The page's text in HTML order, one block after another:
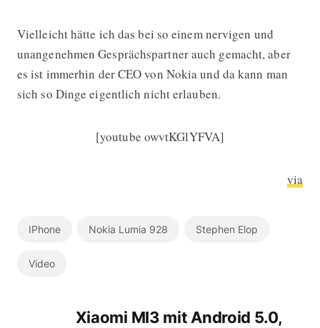
Vielleicht hätte ich das bei so einem nervigen und
unangenehmen Gesprächspartner auch gemacht, aber
es ist immerhin der CEO von Nokia und da kann man
sich so Dinge eigentlich nicht erlauben.
[youtube owvtKGlYFVA]
via
IPhone Nokia Lumia 928 Stephen Elop
Video
Xiaomi MI3 mit Android 5.0,